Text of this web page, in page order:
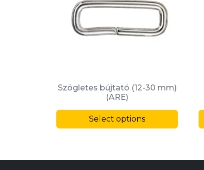
Szögletes bújtató (12-30 mm)
(ARE)
Select options